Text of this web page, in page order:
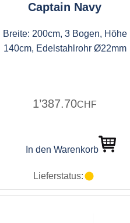
Captain Navy
Breite: 200cm, 3 Bogen, Höhe
140cm, Edelstahlrohr Ø22mm
1’387.70CHF
In den Warenkorb
Lieferstatus: